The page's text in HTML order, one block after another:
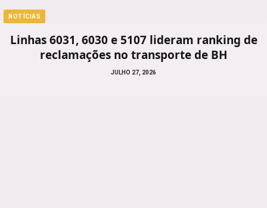
NOTÍCIAS
Linhas 6031, 6030 e 5107 lideram ranking de
reclamações no transporte de BH
JULHO 27, 2026